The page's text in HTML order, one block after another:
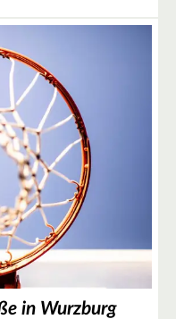
in Wurzburg
15